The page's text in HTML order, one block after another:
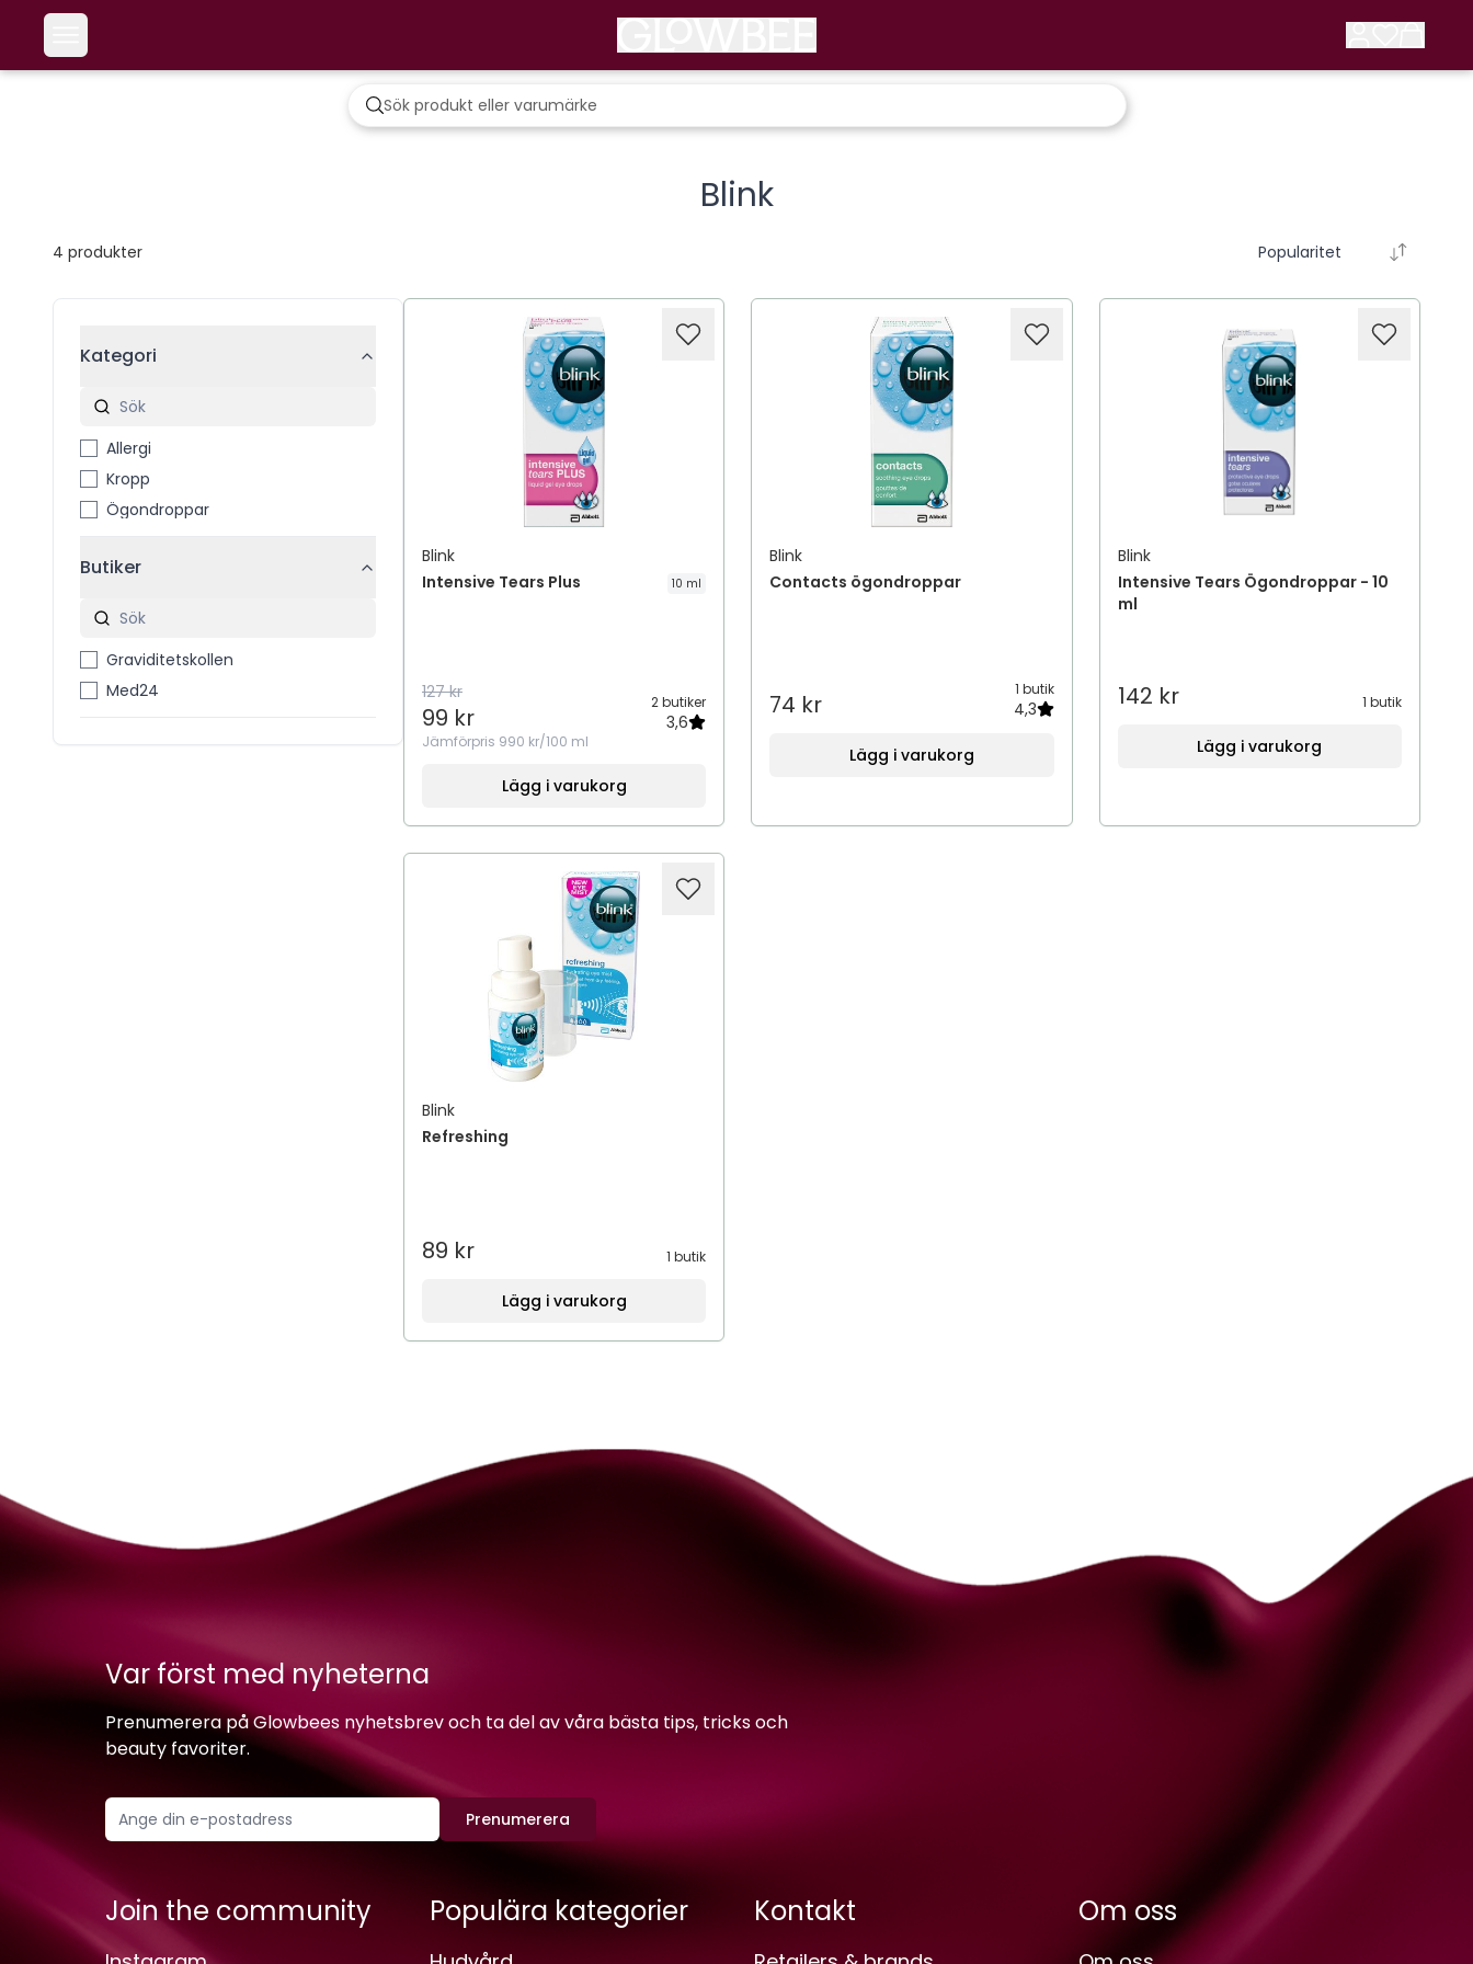
Blink
4 produkter Popularitet
Kategori
Allergi
Kropp
Ögondroppar
Butiker
Graviditetskollen
Med24
Blink
Intensive Tears Plus
10 ml
127 kr
99 kr
2 butiker
3,6
Jämförpris 990 kr/100 ml
Lägg i varukorg
Blink
Contacts ögondroppar
74 kr
1 butik
4,3
Lägg i varukorg
Blink
Intensive Tears Ögondroppar - 10
ml
142 kr 1 butik
Lägg i varukorg
Blink
Refreshing
89 kr 1 butik
Lägg i varukorg
Var först med nyheterna
Prenumerera på Glowbees nyhetsbrev och ta del av våra bästa tips, tricks och
beauty favoriter.
Prenumerera
Join the community Populära kategorier Kontakt Om oss